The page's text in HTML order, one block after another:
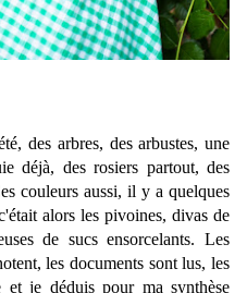
des arbres, des arbustes, une
déjà, des rosiers partout, des
couleurs aussi, il y a quelques
alors les pivoines, divas de
de sucs ensorcelants. Les
les documents sont lus, les
et je déduis pour ma synthèse